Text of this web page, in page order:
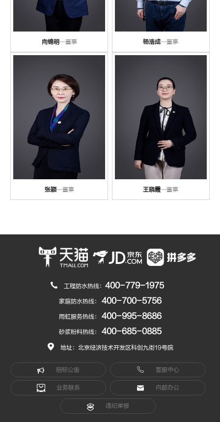
向锦明—董事 杨浩成—董事
张颖—董事 王晓霞—董事
工程防水热线： 400-779-1975
家庭防水热线： 400-700-5756
雨虹服务热线： 400-995-8686
砂浆粉料热线： 400-685-0885
地址：北京经济技术开发区科创九街19号院
招标公告 客服中心
业务联系 内部办公
违纪举报